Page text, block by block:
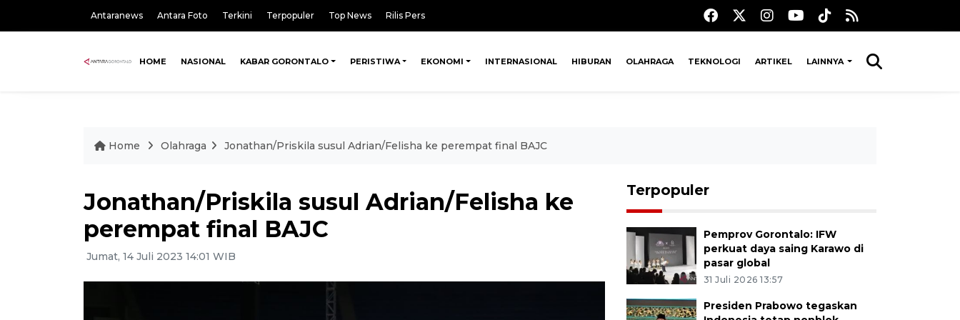
Antaranews Antara Foto Terkini Terpopuler Top News Rilis Pers
HOME NASIONAL KABAR GORONTALO PERISTIWA EKONOMI INTERNASIONAL HIBURAN OLAHRAGA TEKNOLOGI ARTIKEL LAINNYA
Home Olahraga Jonathan/Priskila susul Adrian/Felisha ke perempat final BAJC
Jonathan/Priskila susul Adrian/Felisha ke
perempat final BAJC
Jumat, 14 Juli 2023 14:01 WIB
Terpopuler
Pemprov Gorontalo: IFW
perkuat daya saing Karawo di
pasar global
31 Juli 2026 13:57
Presiden Prabowo tegaskan